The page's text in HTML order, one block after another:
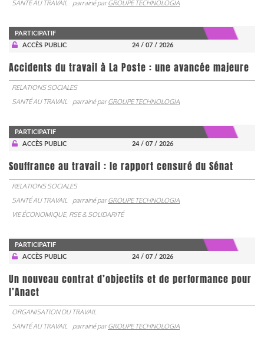
SANTÉ AU TRAVAIL parrainé parGROUPE TECHNOLOGIA
PARTICIPATIF
ACCÈS PUBLIC
24 / 07 / 2026
Accidents du travail à La Poste : une avancée majeure
RELATIONS SOCIALES
SANTÉ AU TRAVAIL
parrainé parGROUPE TECHNOLOGIA
PARTICIPATIF
ACCÈS PUBLIC
24 / 07 / 2026
Souffrance au travail : le rapport censuré du Sénat
RELATIONS SOCIALES
SANTÉ AU TRAVAIL
parrainé parGROUPE TECHNOLOGIA
VIE ÉCONOMIQUE, RSE & SOLIDARITÉ
PARTICIPATIF
ACCÈS PUBLIC
24 / 07 / 2026
Un nouveau contrat d’objectifs et de performance pour
l’Anact
ORGANISATION DU TRAVAIL
SANTÉ AU TRAVAIL
parrainé parGROUPE TECHNOLOGIA